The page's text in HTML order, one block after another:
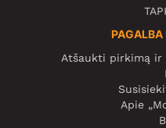
PAGALBA
Atšaukti pirkimą ir
Apie